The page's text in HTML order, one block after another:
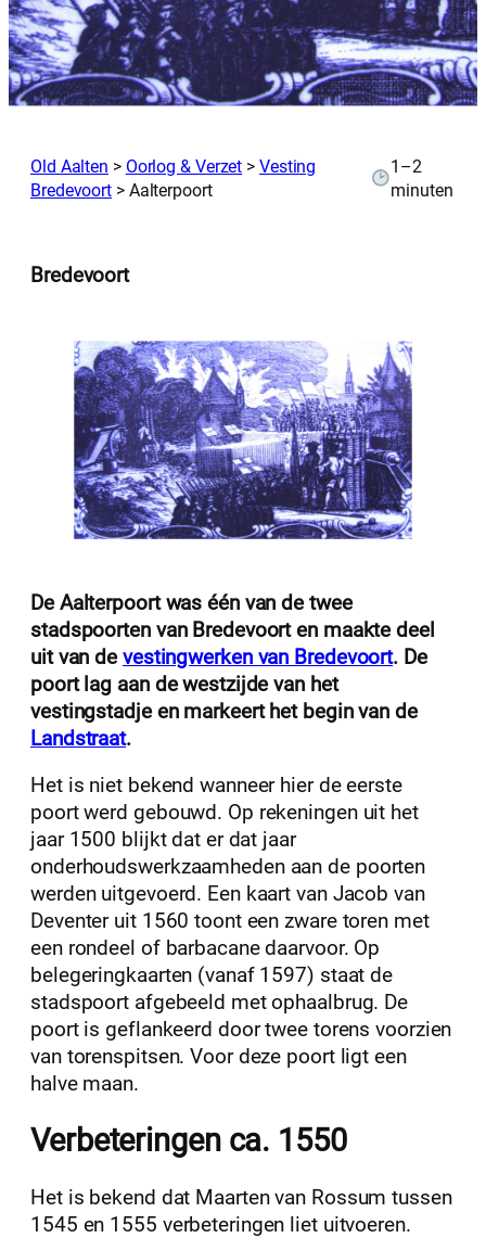
Old Aalten > Oorlog & Verzet > Vesting
Bredevoort > Aalterpoort
1–2
minuten
Bredevoort
De Aalterpoort was één van de twee
stadspoorten van Bredevoort en maakte deel
uit van devestingwerken van Bredevoort. De
poort lag aan de westzijde van het
vestingstadje en markeert het begin van de
Landstraat.
Het is niet bekend wanneer hier de eerste
poort werd gebouwd. Op rekeningen uit het
jaar 1500 blijkt dat er dat jaar
onderhoudswerkzaamheden aan de poorten
werden uitgevoerd. Een kaart van Jacob van
Deventer uit 1560 toont een zware toren met
een rondeel of barbacane daarvoor. Op
belegeringkaarten (vanaf 1597) staat de
stadspoort afgebeeld met ophaalbrug. De
poort is geflankeerd door twee torens voorzien
van torenspitsen. Voor deze poort ligt een
halve maan.
Verbeteringen ca. 1550
Het is bekend dat Maarten van Rossum tussen
1545 en 1555 verbeteringen liet uitvoeren.